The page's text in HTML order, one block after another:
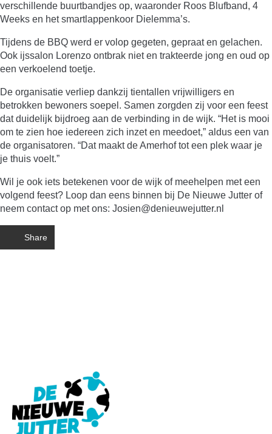
verschillende buurtbandjes op, waaronder Roos Blufband, 4
Weeks en het smartlappenkoor Dielemma’s.
Tijdens de BBQ werd er volop gegeten, gepraat en gelachen.
Ook ijssalon Lorenzo ontbrak niet en trakteerde jong en oud op
een verkoelend toetje.
De organisatie verliep dankzij tientallen vrijwilligers en
betrokken bewoners soepel. Samen zorgden zij voor een feest
dat duidelijk bijdroeg aan de verbinding in de wijk. “Het is mooi
om te zien hoe iedereen zich inzet en meedoet,” aldus een van
de organisatoren. “Dat maakt de Amerhof tot een plek waar je
je thuis voelt.”
Wil je ook iets betekenen voor de wijk of meehelpen met een
volgend feest? Loop dan eens binnen bij De Nieuwe Jutter of
neem contact op met ons: Josien@denieuwejutter.nl
Share